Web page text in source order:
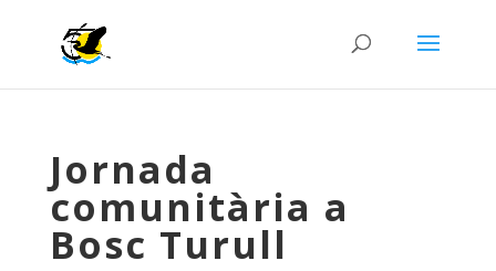
Jornada
comunitària a
Bosc Turull